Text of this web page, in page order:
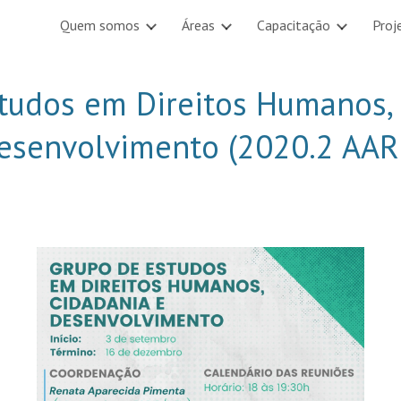
to main content Skip to
Quem somos Áreas Capacitação
em Direitos
(2020.2